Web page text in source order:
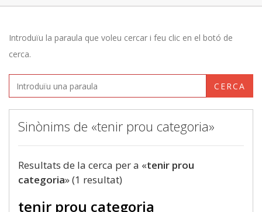
Introduïu la paraula que voleu cercar i feu clic en el botó de
cerca.
CERCA
Sinònims de «tenir prou categoria»
Resultats de la cerca per a «tenir prou
categoria» (1 resultat)
tenir prou categoria